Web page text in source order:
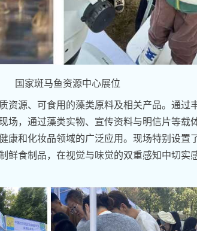
国家斑马鱼资源中心展位
资源、可食用的藻类原料及相关产品。通过
场，通过藻类实物、宣传资料与明信片等载
康和化妆品领域的广泛应用。现场特别设置
鲜食制品，在视觉与味觉的双重感知中切实